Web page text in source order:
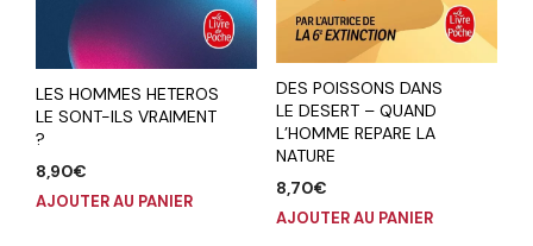
LES HOMMES HETEROS
LE SONT-ILS VRAIMENT
?
8,90€
AJOUTER AU PANIER
DES POISSONS DANS
LE DESERT – QUAND
L’HOMME REPARE LA
NATURE
8,70€
AJOUTER AU PANIER